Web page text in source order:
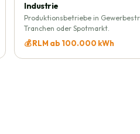
Industrie
Produktionsbetriebe in
Tranchen oder Spotmarkt.
💰 RLM ab 100.000 kWh